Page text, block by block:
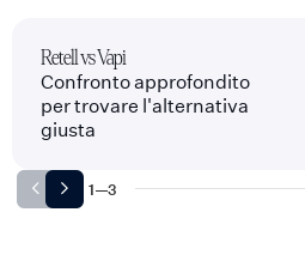
Retell vs Vapi
Confronto approfondito
per trovare l'alternativa
giusta
1—3